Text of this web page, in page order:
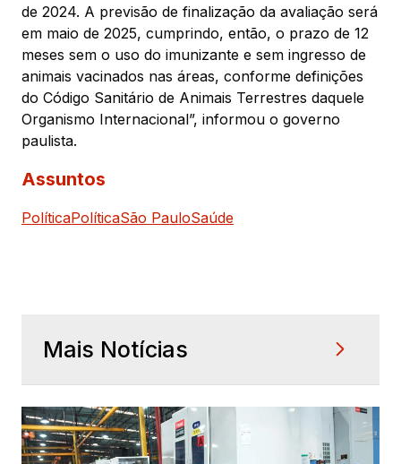
de 2024. A previsão de finalização da avaliação será
em maio de 2025, cumprindo, então, o prazo de 12
meses sem o uso do imunizante e sem ingresso de
animais vacinados nas áreas, conforme definições
do Código Sanitário de Animais Terrestres daquele
Organismo Internacional”, informou o governo
paulista.
Assuntos
PolíticaPolíticaSão PauloSaúde
Mais Notícias